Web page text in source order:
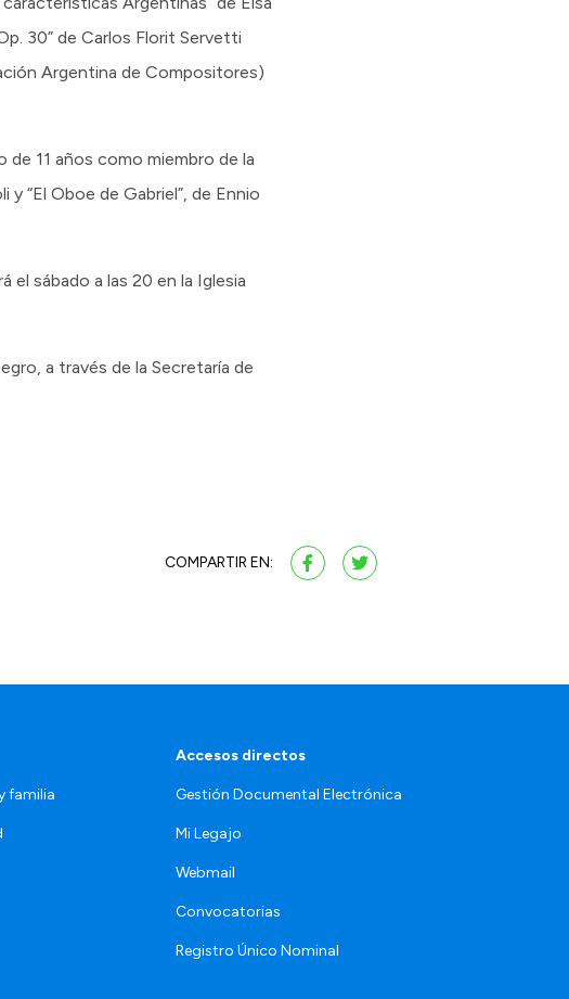
30” de Carlos Florit Servetti
Argentina de Compositores)
11 años como miembro de la
“El Oboe de Gabriel”, de Ennio
el sábado a las 20 en la Iglesia
a través de la Secretaría de
COMPARTIR EN:
familia
Accesos directos
Gestión Documental Electrónica
Mi Legajo
Webmail
Convocatorias
Registro Único Nominal